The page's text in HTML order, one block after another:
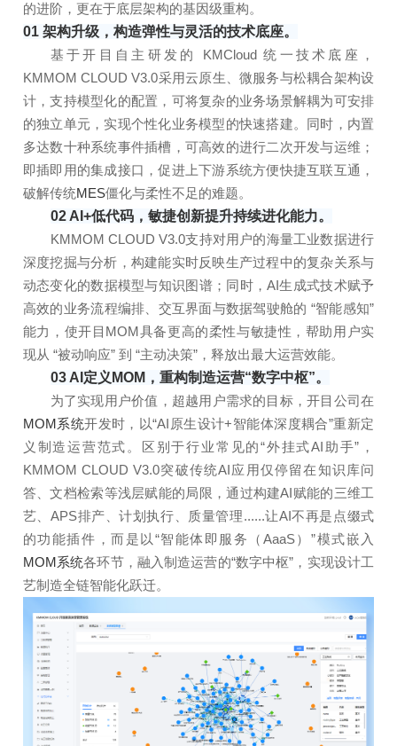
的进阶，更在于底层架构的基因级重构。
01 架构升级，构造弹性与灵活的技术底座。
基于开目自主研发的 KMCloud 统一技术底座，
KMMOM CLOUD V3.0采用云原生、微服务与松耦合架构设
计，支持模型化的配置，可将复杂的业务场景解耦为可安排
的独立单元，实现个性化业务模型的快速搭建。同时，内置
多达数十种系统事件插槽，可高效的进行二次开发与运维；
即插即用的集成接口，促进上下游系统方便快捷互联互通，
破解传统MES僵化与柔性不足的难题。
02 AI+低代码，敏捷创新提升持续进化能力。
KMMOM CLOUD V3.0支持对用户的海量工业数据进行
深度挖掘与分析，构建能实时反映生产过程中的复杂关系与
动态变化的数据模型与知识图谱；同时，AI生成式技术赋予
高效的业务流程编排、交互界面与数据驾驶舱的 “智能感知”
能力，使开目MOM具备更高的柔性与敏捷性，帮助用户实
现从 “被动响应” 到 “主动决策”，释放出最大运营效能。
03 AI定义MOM，重构制造运营“数字中枢”。
为了实现用户价值，超越用户需求的目标，开目公司在
MOM系统开发时，以“AI原生设计+智能体深度耦合”重新定
义制造运营范式。区别于行业常见的“外挂式AI助手”，
KMMOM CLOUD V3.0突破传统AI应用仅停留在知识库问
答、文档检索等浅层赋能的局限，通过构建AI赋能的三维工
艺、APS排产、计划执行、质量管理......让AI不再是点缀式
的功能插件，而是以“智能体即服务（AaaS）”模式嵌入
MOM系统各环节，融入制造运营的“数字中枢”，实现设计工
艺制造全链智能化跃迁。